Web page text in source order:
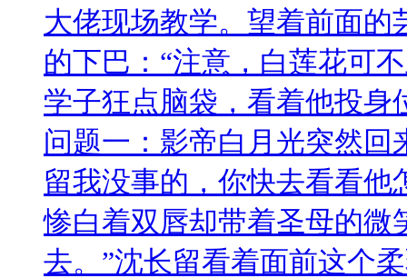
大佬现场教学。望着前面
的下巴：“注意，白莲花可
学子狂点脑袋，看着他投
问题一：影帝白月光突然回
留我没事的，你快去看看他
惨白着双唇却带着圣母的微
去。”沈长留看着面前这个